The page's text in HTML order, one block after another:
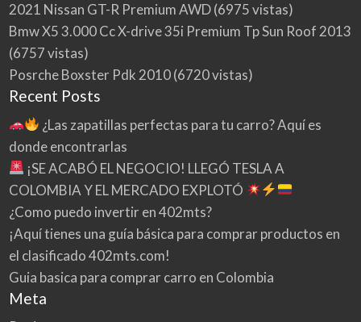
2021 Nissan GT-R Premium AWD(6975 vistas)
Bmw X5 3.000 Cc X-drive 35i Premium Tp Sun Roof 2013
(6757 vistas)
Posrche Boxster Pdk 2010(6720 vistas)
Recent Posts
¿Las zapatillas perfectas para tu carro? Aquí es
donde encontrarlas
¡SE ACABÓ EL NEGOCIO! LLEGÓ TESLA A
COLOMBIA Y EL MERCADO EXPLOTÓ
¿Como puedo invertir en 402mts?
¡Aquí tienes una guía básica para comprar productos en
el clasificado 402mts.com!
Guia basica para comprar carro en Colombia
Meta